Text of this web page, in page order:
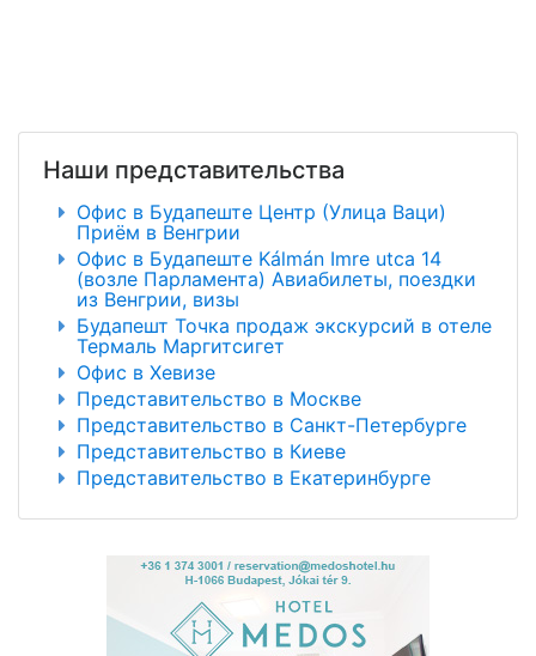
Наши представительства
Офис в Будапеште Центр (Улица Ваци)
Приём в Венгрии
Офис в Будапеште Kálmán Imre utca 14
(возле Парламента) Авиабилеты, поездки
из Венгрии, визы
Будапешт Точка продаж экскурсий в отеле
Термаль Маргитсигет
Офис в Хевизе
Представительство в Москве
Представительство в Санкт-Петербурге
Представительство в Киеве
Представительство в Екатеринбурге